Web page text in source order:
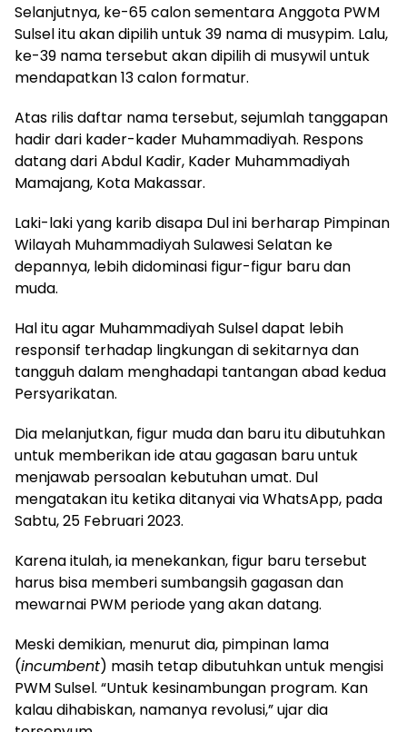
Selanjutnya, ke-65 calon sementara Anggota PWM
Sulsel itu akan dipilih untuk 39 nama di musypim. Lalu,
ke-39 nama tersebut akan dipilih di musywil untuk
mendapatkan 13 calon formatur.
Atas rilis daftar nama tersebut, sejumlah tanggapan
hadir dari kader-kader Muhammadiyah. Respons
datang dari Abdul Kadir, Kader Muhammadiyah
Mamajang, Kota Makassar.
Laki-laki yang karib disapa Dul ini berharap Pimpinan
Wilayah Muhammadiyah Sulawesi Selatan ke
depannya, lebih didominasi figur-figur baru dan
muda.
Hal itu agar Muhammadiyah Sulsel dapat lebih
responsif terhadap lingkungan di sekitarnya dan
tangguh dalam menghadapi tantangan abad kedua
Persyarikatan.
Dia melanjutkan, figur muda dan baru itu dibutuhkan
untuk memberikan ide atau gagasan baru untuk
menjawab persoalan kebutuhan umat. Dul
mengatakan itu ketika ditanyai via WhatsApp, pada
Sabtu, 25 Februari 2023.
Karena itulah, ia menekankan, figur baru tersebut
harus bisa memberi sumbangsih gagasan dan
mewarnai PWM periode yang akan datang.
Meski demikian, menurut dia, pimpinan lama
(incumbent) masih tetap dibutuhkan untuk mengisi
PWM Sulsel. “Untuk kesinambungan program. Kan
kalau dihabiskan, namanya revolusi,” ujar dia